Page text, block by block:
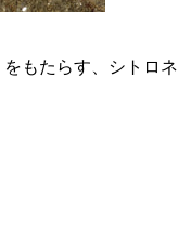
もたらす、シトロネ